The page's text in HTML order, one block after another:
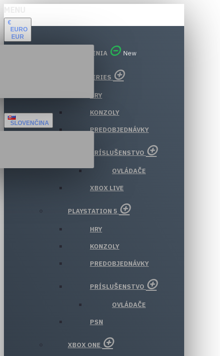
€
EURO
EUR
SLOVENČINA
VŠETKY ODDELENIA New
XBOX SERIES
HRY
KONZOLY
PREDOBJEDNÁVKY
PRÍSLUŠENSTVO
OVLÁDAČE
XBOX LIVE
PLAYSTATION 5
HRY
KONZOLY
PREDOBJEDNÁVKY
PRÍSLUŠENSTVO
OVLÁDAČE
PSN
XBOX ONE